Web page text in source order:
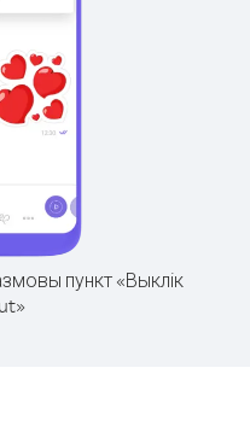
пункт «Выклік